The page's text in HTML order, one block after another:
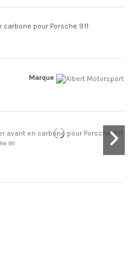
carbone pour Porsche 911
Marque
911